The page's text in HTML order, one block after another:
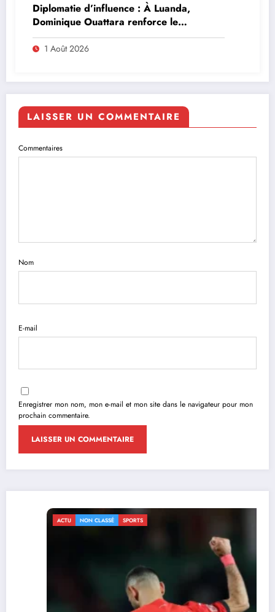
Diplomatie d’influence : À Luanda,
Dominique Ouattara renforce le
leadership solidaire de la Côte d’Ivoire en
Afrique
1 Août 2026
LAISSER UN COMMENTAIRE
Commentaires
Nom
E-mail
Enregistrer mon nom, mon e-mail et mon site dans le navigateur pour mon
prochain commentaire.
NON CLASSÉ SPORTS